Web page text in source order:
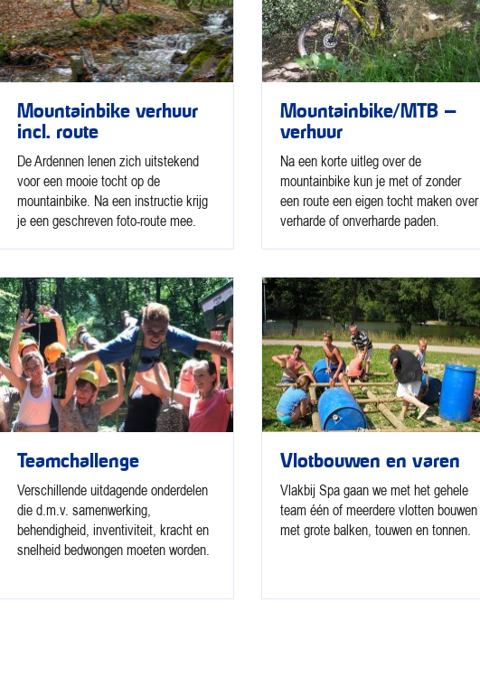
Mountainbike verhuur
incl. route
De Ardennen lenen zich uitstekend
voor een mooie tocht op de
mountainbike. Na een instructie krijg
je een geschreven foto-route mee.
Mountainbike/MTB –
verhuur
Na een korte uitleg over de
mountainbike kun je met of zonder
een route een eigen tocht maken over
verharde of onverharde paden.
Teamchallenge
Verschillende uitdagende onderdelen
die d.m.v. samenwerking,
behendigheid, inventiviteit, kracht en
snelheid bedwongen moeten worden.
Vlotbouwen en varen
Vlakbij Spa gaan we met het gehele
team één of meerdere vlotten bouwen
met grote balken, touwen en tonnen.